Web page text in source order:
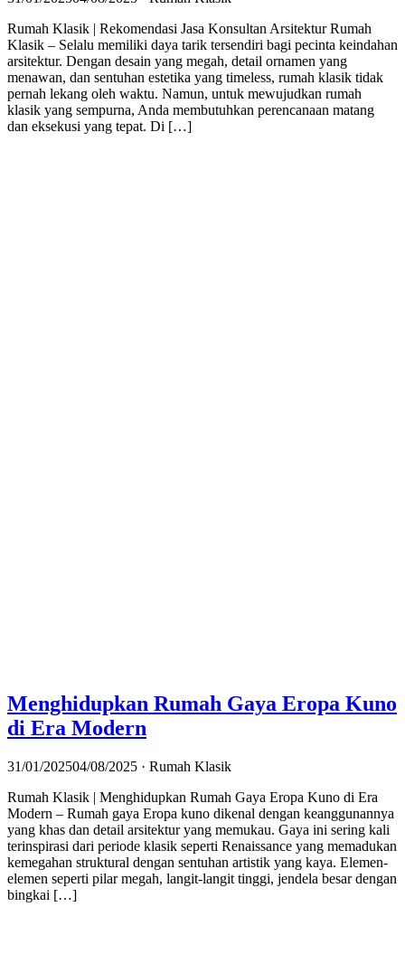
Rumah Klasik | Rekomendasi Jasa Konsultan Arsitektur Rumah
Klasik – Selalu memiliki daya tarik tersendiri bagi pecinta keindahan
arsitektur. Dengan desain yang megah, detail ornamen yang
menawan, dan sentuhan estetika yang timeless, rumah klasik tidak
pernah lekang oleh waktu. Namun, untuk mewujudkan rumah
klasik yang sempurna, Anda membutuhkan perencanaan matang
dan eksekusi yang tepat. Di […]
Menghidupkan Rumah Gaya Eropa Kuno
di Era Modern
31/01/202504/08/2025 · Rumah Klasik
Rumah Klasik | Menghidupkan Rumah Gaya Eropa Kuno di Era
Modern – Rumah gaya Eropa kuno dikenal dengan keanggunannya
yang khas dan detail arsitektur yang memukau. Gaya ini sering kali
terinspirasi dari periode klasik seperti Renaissance yang memadukan
kemegahan struktural dengan sentuhan artistik yang kaya. Elemen-
elemen seperti pilar megah, langit-langit tinggi, jendela besar dengan
bingkai […]